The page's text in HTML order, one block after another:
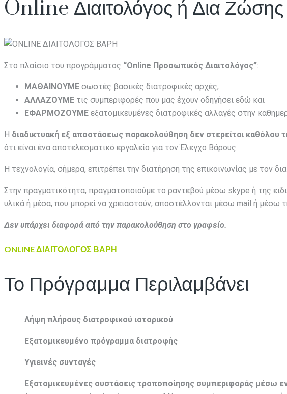
Online Διαιτολόγος ή Δια Ζώσης
Στο πλαίσιο του προγράμματος “Online Προσωπικός Διαιτολόγος”:
ΜΑΘΑΙΝΟΥΜΕ σωστές βασικές διατροφικές αρχές,
ΑΛΛΑΖΟΥΜΕ τις συμπεριφορές που μας έχουν οδηγήσει εδώ και
ΕΦΑΡΜΟΖΟΥΜΕ εξατομικευμένες διατροφικές αλλαγές στην
H διαδικτυακή εξ αποστάσεως παρακολούθηση δεν στερείται καθόλου
ότι είναι ένα αποτελεσματικό εργαλείο για τον Έλεγχο Βάρους.
Η τεχνολογία, σήμερα, επιτρέπει την διατήρηση της επικοινωνίας με τον
Στην πραγματικότητα, πραγματοποιούμε το ραντεβού μέσω skype ή της
υλικά ή μέσα, που μπορεί να χρειαστούν, αποστέλλονται μέσω mail ή μέσω
Δεν υπάρχει διαφορά από την παρακολούθηση στο γραφείο.
ONLINE ΔΙΑΙΤΟΛΟΓΟΣ ΒΑΡΗ
Το Πρόγραμμα Περιλαμβάνει
Λήψη πλήρους διατροφικού ιστορικού
Εξατομικευμένο πρόγραμμα διατροφής
Υγιεινές συνταγές
Εξατομικευμένες συστάσεις τροποποίησης συμπεριφοράς μέσω